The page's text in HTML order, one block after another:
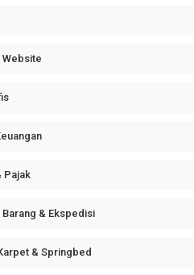
Pajak
& Ekspedisi
& Springbed